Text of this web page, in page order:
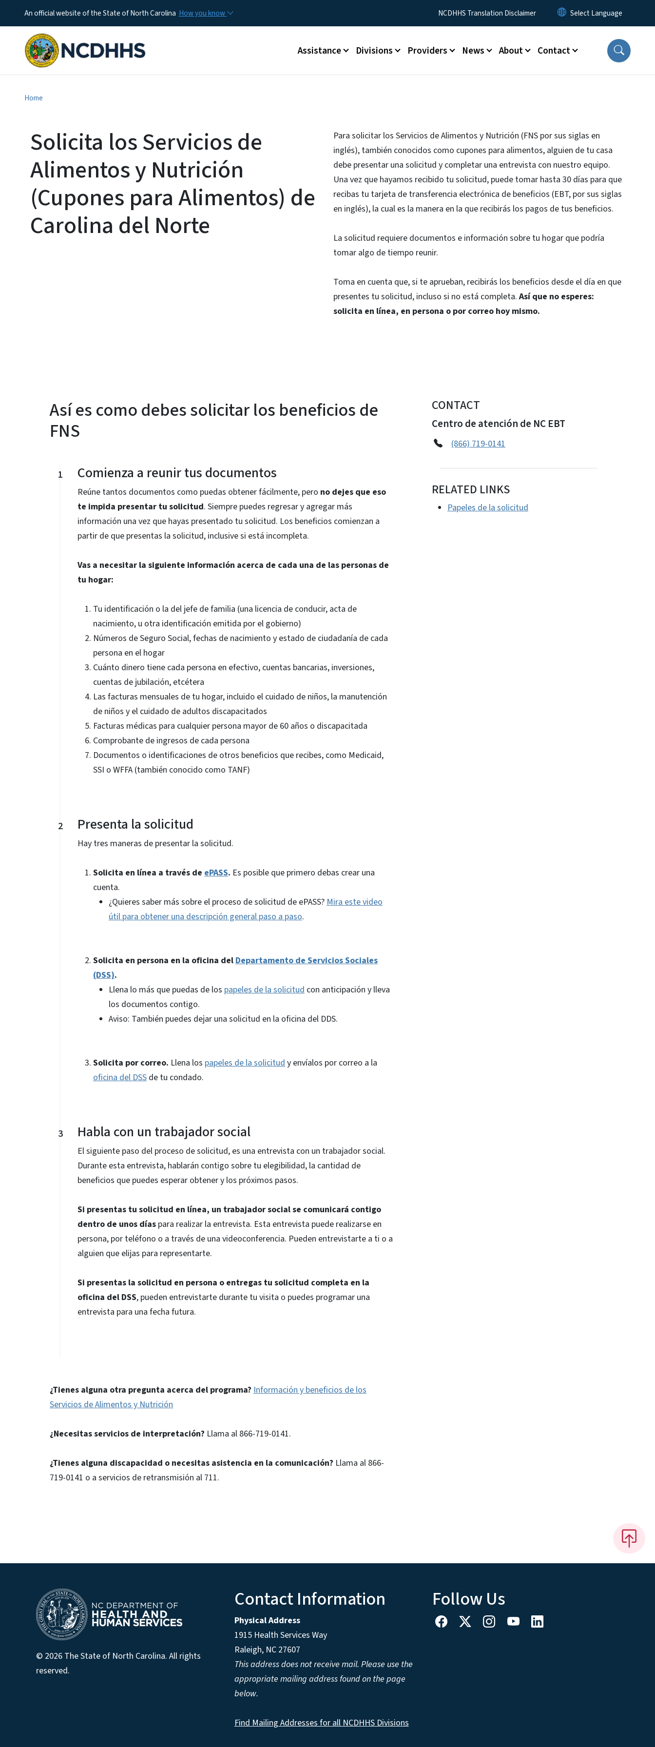
An official website of the State of North Carolina How you know Utility MenuNCDHHS Translation Disclaimer
Main menu
Assistance Divisions Providers News About Contact
Home
Solicita los Servicios de
Alimentos y Nutrición
(Cupones para Alimentos) de
Carolina del Norte
Para solicitar los Servicios de Alimentos y Nutrición (FNS por sus siglas en
inglés), también conocidos como cupones para alimentos, alguien de tu casa
debe presentar una solicitud y completar una entrevista con nuestro equipo.
Una vez que hayamos recibido tu solicitud, puede tomar hasta 30 días para que
recibas tu tarjeta de transferencia electrónica de beneficios (EBT, por sus siglas
en inglés), la cual es la manera en la que recibirás los pagos de tus beneficios.
La solicitud requiere documentos e información sobre tu hogar que podría
tomar algo de tiempo reunir.
Toma en cuenta que, si te aprueban, recibirás los beneficios desde el día en que
presentes tu solicitud, incluso si no está completa.Así que no esperes:
solicita en línea, en persona o por correo hoy mismo.
Así es como debes solicitar los beneficios de
FNS
1 Comienza a reunir tus documentos
Reúne tantos documentos como puedas obtener fácilmente, pero no dejes que eso
te impida presentar tu solicitud. Siempre puedes regresar y agregar más
información una vez que hayas presentado tu solicitud. Los beneficios comienzan a
partir de que presentas la solicitud, inclusive si está incompleta.
Vas a necesitar la siguiente información acerca de cada una de las personas de
tu hogar:
Tu identificación o la del jefe de familia (una licencia de conducir, acta de
nacimiento, u otra identificación emitida por el gobierno)
Números de Seguro Social, fechas de nacimiento y estado de ciudadanía de cada
persona en el hogar
Cuánto dinero tiene cada persona en efectivo, cuentas bancarias, inversiones,
cuentas de jubilación, etcétera
Las facturas mensuales de tu hogar, incluido el cuidado de niños, la manutención
de niños y el cuidado de adultos discapacitados
Facturas médicas para cualquier persona mayor de 60 años o discapacitada
Comprobante de ingresos de cada persona
Documentos o identificaciones de otros beneficios que recibes, como Medicaid,
SSI o WFFA (también conocido como TANF)
2 Presenta la solicitud
Hay tres maneras de presentar la solicitud.
Solicita en línea a través de ePASS. Es posible que primero debas crear una
cuenta.
¿Quieres saber más sobre el proceso de solicitud de ePASS?Mira este video
útil para obtener una descripción general paso a paso.
Solicita en persona en la oficina delDepartamento de Servicios Sociales
(DSS).
Llena lo más que puedas de los papeles de la solicitud con anticipación y lleva
los documentos contigo.
Aviso: También puedes dejar una solicitud en la oficina del DDS.
Solicita por correo. Llena los papeles de la solicitudy envíalos por correo a la
oficina del DSS de tu condado.
3 Habla con un trabajador social
El siguiente paso del proceso de solicitud, es una entrevista con un trabajador social.
Durante esta entrevista, hablarán contigo sobre tu elegibilidad, la cantidad de
beneficios que puedes esperar obtener y los próximos pasos.
Si presentas tu solicitud en línea, un trabajador social se comunicará contigo
dentro de unos días para realizar la entrevista. Esta entrevista puede realizarse en
persona, por teléfono o a través de una videoconferencia. Pueden entrevistarte a ti o a
alguien que elijas para representarte.
Si presentas la solicitud en persona o entregas tu solicitud completa en la
oficina del DSS, pueden entrevistarte durante tu visita o puedes programar una
entrevista para una fecha futura.
¿Tienes alguna otra pregunta acerca del programa? Información y beneficios de los
Servicios de Alimentos y Nutrición
¿Necesitas servicios de interpretación? Llama al 866-719-0141.
¿Tienes alguna discapacidad o necesitas asistencia en la comunicación? Llama al 866-
719-0141 o a servicios de retransmisión al 711.
CONTACT
Centro de atención de NC EBT
(866) 719-0141
RELATED LINKS
Papeles de la solicitud
© 2026 The State of North Carolina. All rights
reserved.
Contact Information
Physical Address
1915 Health Services Way
Raleigh, NC 27607
This address does not receive mail. Please use the
appropriate mailing address found on the page
below.
Find Mailing Addresses for all NCDHHS Divisions
Follow Us